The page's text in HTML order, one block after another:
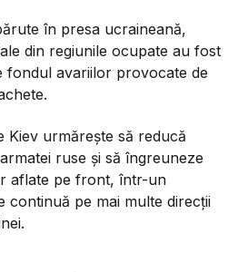
în presa ucraineană,
din regiunile ocupate au fost
fondul avariilor provocate de
Kiev urmărește să reducă
ruse și să îngreuneze
aflate pe front, într-un
continuă pe mai multe direcții